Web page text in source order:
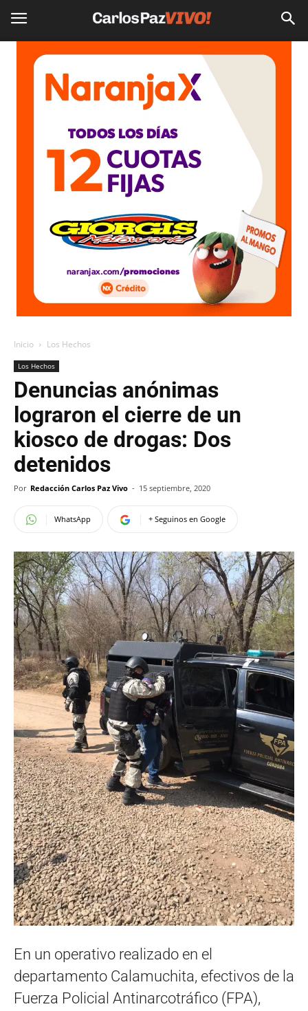
Inicio Los Hechos
Los Hechos
Denuncias anónimas
lograron el cierre de un
kiosco de drogas: Dos
detenidos
Por Redacción Carlos Paz Vivo - 15 septiembre, 2020
WhatsApp + Seguinos en Google
En un operativo realizado en el
departamento Calamuchita, efectivos de la
Fuerza Policial Antinarcotráfico (FPA),